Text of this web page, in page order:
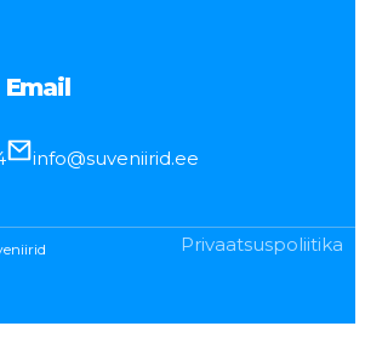
Email
info@suveniirid.ee
Privaatsuspoliitika